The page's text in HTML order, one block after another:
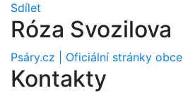
Sdílet
Róza Svozilova
Psáry.cz | Oficiální stránky obce
Kontakty